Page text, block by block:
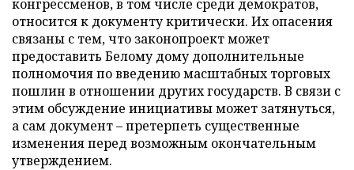
конгрессменов, в том числе среди демократов,
относится к документу критически. Их опасения
связаны с тем, что законопроект может
предоставить Белому дому дополнительные
полномочия по введению масштабных торговых
пошлин в отношении других государств. В связи с
этим обсуждение инициативы может затянуться,
а сам документ – претерпеть существенные
изменения перед возможным окончательным
утверждением.